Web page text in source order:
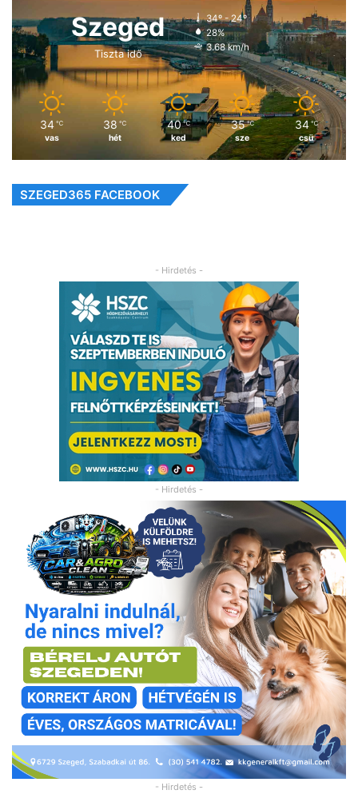
Szeged
Tiszta idő
34º - 24º
28%
3.68 km/h
34 ℃
vas
38 ℃
hét
40 ℃
ked
35 ℃
sze
34 ℃
csü
SZEGED365 FACEBOOK
- Hirdetés -
- Hirdetés -
- Hirdetés -